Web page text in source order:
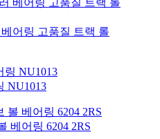
어링 고품질 트랙 롤
NU1013
베어링 6204 2RS